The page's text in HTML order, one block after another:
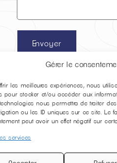
Gérer le
les meilleures expériences, nous
pour stocker et/ou accéder aux
nous permettra de traiter
ou les ID uniques sur ce site. Le
peut avoir un effet négatif sur
services